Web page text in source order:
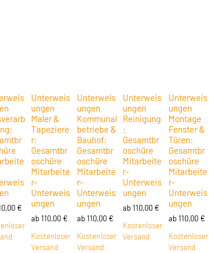
€
Unterweis
ungen
Maler &
Tapeziere
r:
Gesamtbr
oschüre
Mitarbeite
r-
Unterweis
ungen
ab110,00 €
Kostenloser
Versand
Unterweis
ungen
Kommunal
betriebe &
Bauhof:
Gesamtbr
oschüre
Mitarbeite
r-
Unterweis
ungen
ab110,00 €
Kostenloser
Versand
Unterweis
ungen
Reinigung
:
Gesamtbr
oschüre
Mitarbeite
r-
Unterweis
ungen
ab110,00 €
Kostenloser
Versand
Unterweis
ungen
Montage
Fenster &
Türen:
Gesamtbr
oschüre
Mitarbeite
r-
Unterweis
ungen
ab110,00 €
Kostenloser
Versand